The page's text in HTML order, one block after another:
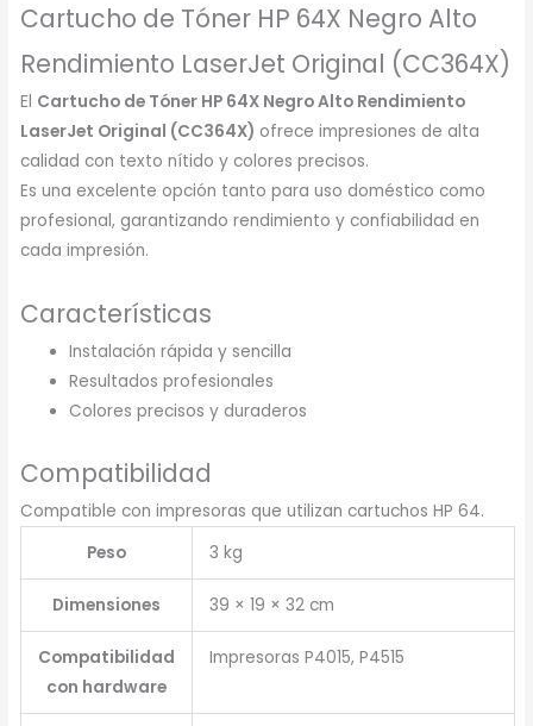
Cartucho de Tóner HP 64X Negro Alto
Rendimiento LaserJet Original (CC364X)
El Cartucho de Tóner HP 64X Negro Alto Rendimiento
LaserJet Original (CC364X) ofrece impresiones de alta
calidad con texto nítido y colores precisos.
Es una excelente opción tanto para uso doméstico como
profesional, garantizando rendimiento y confiabilidad en
cada impresión.
Características
Instalación rápida y sencilla
Resultados profesionales
Colores precisos y duraderos
Compatibilidad
Compatible con impresoras que utilizan cartuchos HP 64.
Peso
3 kg
Dimensiones 39 × 19 × 32 cm
Compatibilidad
con hardware
Impresoras P4015, P4515